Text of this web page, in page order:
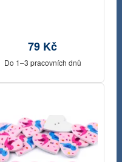
79 Kč
Do 1–3 pracovních dnů